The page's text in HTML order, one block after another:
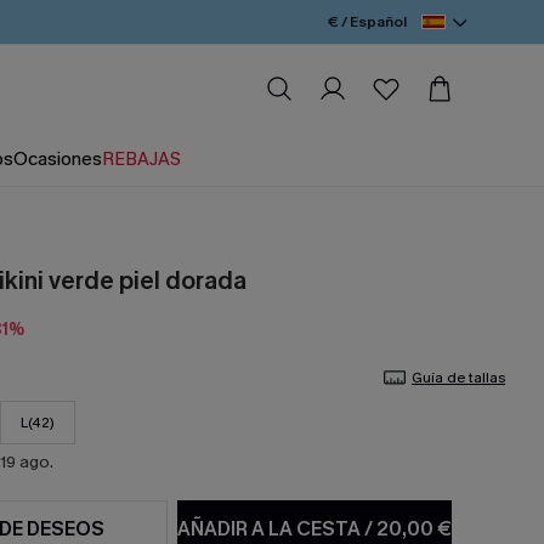
€ / Español
OcasionesREBAJAS
verde piel dorada
Guía de tallas
L(42)
ago.
AÑADIR A LA CESTA/20,00 €
DESEOS